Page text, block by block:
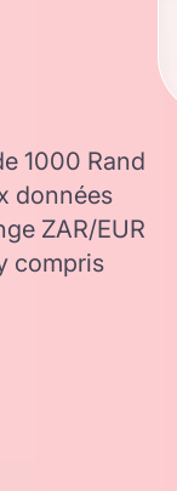
1000 Rand
données
ZAR/EUR
compris